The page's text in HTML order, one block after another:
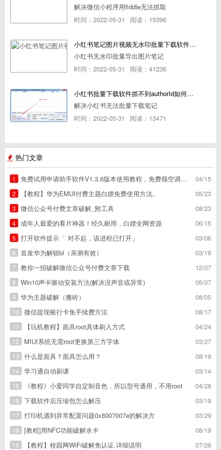
解决微信小程序用fiddle无法抓取
时间：2022-05-31
阅读：15396
小红书笔记图片视频无水印批量下载软件使用教程
小红书无水印批量导出图片笔记
时间：2022-05-31
阅读：41236
小红书批量下载软件抓不到authorId如何解决
解决小红书无法批量下载笔记
时间：2022-05-31
阅读：13471
热门文章
04/15
1
免费试用申请助手软件V1.3.6版本使用教程，免费领空调冰箱，附下载地址
05/23
2
【教程】华为EMUI付费主题白嫖免费使用方法。
08/23
3
微信公众号付费文章破解_附工具
06/15
4
成年人最爱的看片神器！经久耐用，白嫖全网资源
03/06
5
打开软件提示「 对不起，该进程已打开」
03/19
6
首发华为解锁bl（亲测有效）
12/07
7
教你一招破解微信公众号付费文章下载
05/07
8
Win10声卡驱动安装方法(解决没声音或异常)
08/05
9
华为主题破解（搬砖）
08/17
10
微信提现银行卡免手续费方法
04/24
11
【玩机教程】面具root具体刷入方式
03/27
12
MIUI系统无需root更换第三方字体
08/19
13
什么是面具？面具怎么用？
03/14
14
学习通自动刷课
04/28
15
《教程》小爱同学自定制音色，所以型号通用，不用root
03/19
16
下载软件后压缩包怎么解压
03/29
17
打印机遇到异常配置问题0x8007007e的解决方
08/19
18
[教程]用NFC功能破解水卡
07/26
19
【教程】校园网WiFi破解免认证,详细说明